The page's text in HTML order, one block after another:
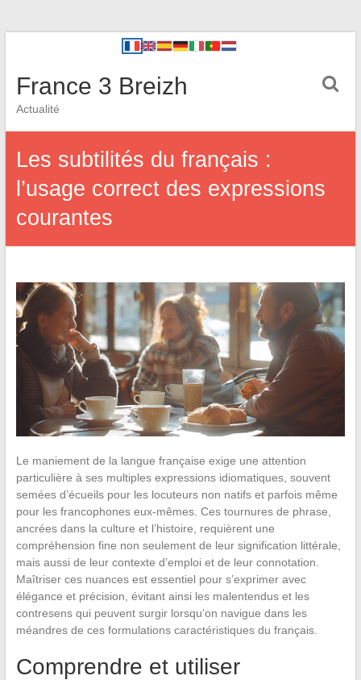
France 3 Breizh
Actualité
Les subtilités du français :
l’usage correct des expressions
courantes
Le maniement de la langue française exige une attention
particulière à ses multiples expressions idiomatiques, souvent
semées d’écueils pour les locuteurs non natifs et parfois même
pour les francophones eux-mêmes. Ces tournures de phrase,
ancrées dans la culture et l’histoire, requièrent une
compréhension fine non seulement de leur signification littérale,
mais aussi de leur contexte d’emploi et de leur connotation.
Maîtriser ces nuances est essentiel pour s’exprimer avec
élégance et précision, évitant ainsi les malentendus et les
contresens qui peuvent surgir lorsqu’on navigue dans les
méandres de ces formulations caractéristiques du français.
Comprendre et utiliser